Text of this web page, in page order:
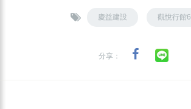
慶益建設 觀悅行館6
分享：